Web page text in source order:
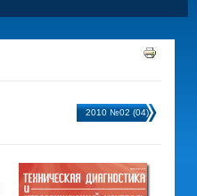
2010 №02 (04)